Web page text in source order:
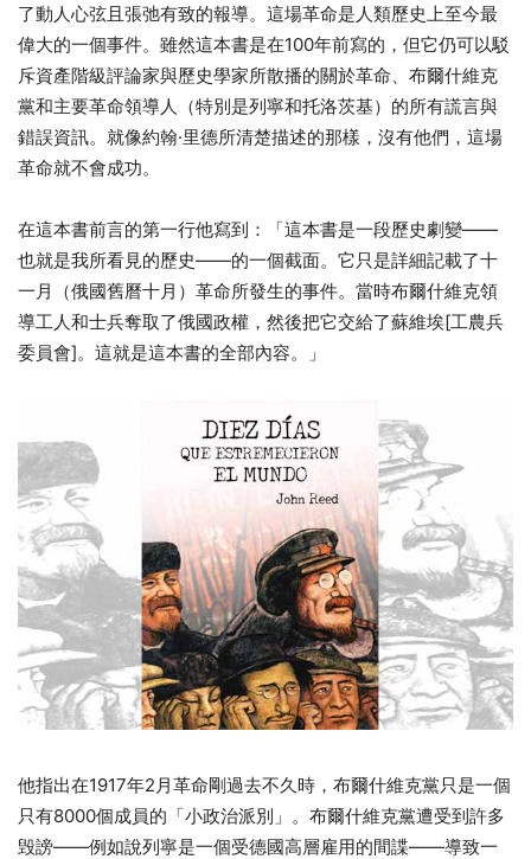
了動人心弦且張弛有致的報導。這場革命是人類歷史上至今最
偉大的一個事件。雖然這本書是在100年前寫的，但它仍可以駁
斥資產階級評論家與歷史學家所散播的關於革命、布爾什維克
黨和主要革命領導人（特別是列寧和托洛茨基）的所有謊言與
錯誤資訊。就像約翰·里德所清楚描述的那樣，沒有他們，這場
革命就不會成功。
在這本書前言的第一行他寫到：「這本書是一段歷史劇變——
也就是我所看見的歷史——的一個截面。它只是詳細記載了十
一月（俄國舊曆十月）革命所發生的事件。當時布爾什維克領
導工人和士兵奪取了俄國政權，然後把它交給了蘇維埃[工農兵
委員會]。這就是這本書的全部內容。」
他指出在1917年2月革命剛過去不久時，布爾什維克黨只是一個
只有8000個成員的「小政治派別」。布爾什維克黨遭受到許多
毁謗——例如說列寧是一個受德國高層雇用的間諜——導致一